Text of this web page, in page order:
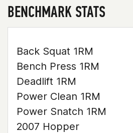
BENCHMARK STATS
Back Squat 1RM
Bench Press 1RM
Deadlift 1RM
Power Clean 1RM
Power Snatch 1RM
2007 Hopper